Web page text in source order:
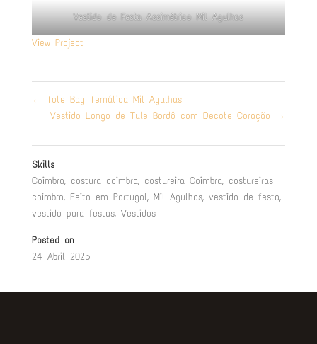
Vestido de Festa Assimétrico Mil Agulhas
View Project
← Tote Bag Temática Mil Agulhas
Vestido Longo de Tule Bordô com Decote Coração →
Skills
Coimbra, costura coimbra, costureira Coimbra, costureiras
coimbra, Feito em Portugal, Mil Agulhas, vestido de festa,
vestido para festas, Vestidos
Posted on
24 Abril 2025